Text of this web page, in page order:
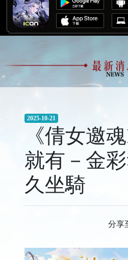
2025-10-21
《倩女邀
就有－金
久坐騎
分享